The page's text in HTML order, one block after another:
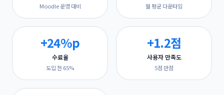
Moodle 운영 대비 월 평균 다운타임
+24%p
수료율
도입 전 65%
+1.2점
사용자 만족도
5점 만점